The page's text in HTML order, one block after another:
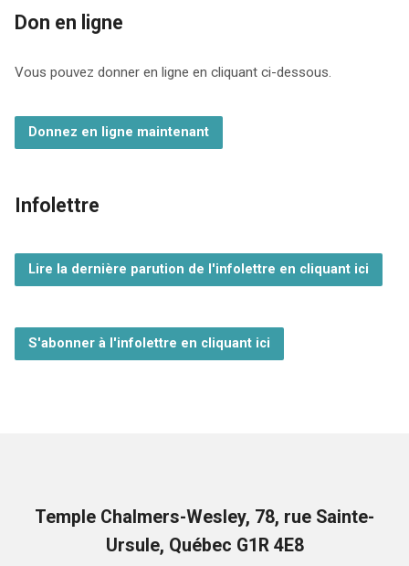
Don en ligne
Vous pouvez donner en ligne en cliquant ci-dessous.
Donnez en ligne maintenant
Infolettre
Lire la dernière parution de l'infolettre en cliquant ici
S'abonner à l'infolettre en cliquant ici
Temple Chalmers-Wesley, 78, rue Sainte-
Ursule, Québec G1R 4E8